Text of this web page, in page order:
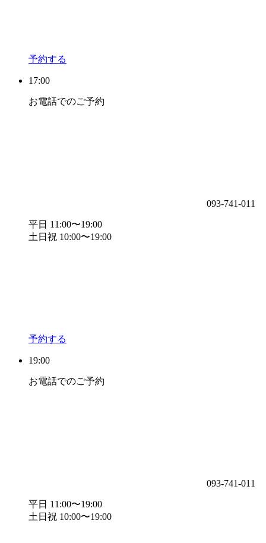
予約する
17:00
お電話でのご予約
093-741-011
平日 11:00〜19:00
土日祝 10:00〜19:00
予約する
19:00
お電話でのご予約
093-741-011
平日 11:00〜19:00
土日祝 10:00〜19:00